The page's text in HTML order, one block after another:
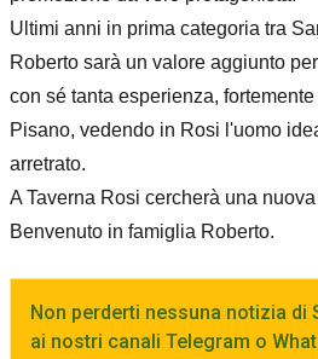
Ultimi anni in prima categoria tra
Roberto sarà un valore aggiunto
con sé tanta esperienza,
Pisano, vedendo in Rosi l'uomo
arretrato.
A Taverna Rosi cercherà una
Benvenuto in famiglia Roberto.
Non perderti nessuna notizia di
ai nostri canali Telegram o